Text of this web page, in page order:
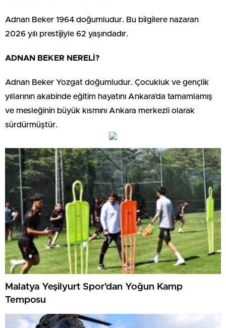
Adnan Beker 1964 doğumludur. Bu bilgilere nazaran
2026 yılı prestijiyle 62 yaşındadır.
ADNAN BEKER NERELİ?
Adnan Beker Yozgat doğumludur. Çocukluk ve gençlik
yıllarının akabinde eğitim hayatını Ankara’da tamamlamış
ve mesleğinin büyük kısmını Ankara merkezli olarak
sürdürmüştür.
Malatya Yeşilyurt Spor’dan Yoğun Kamp
Temposu